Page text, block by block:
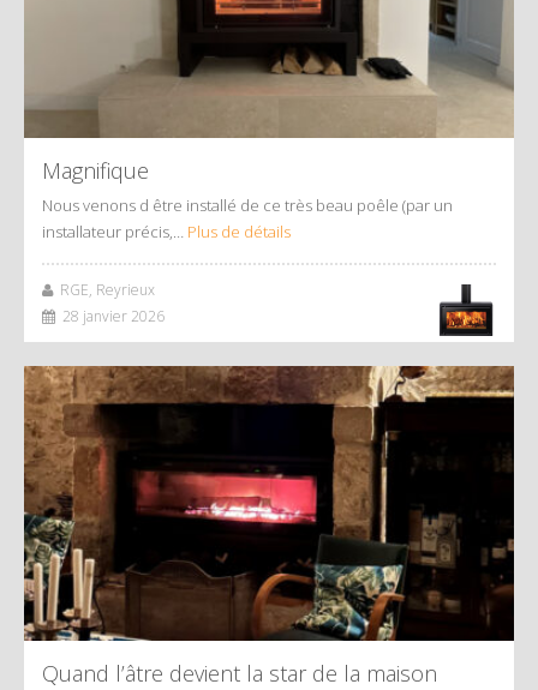
Magnifique
Nous venons d être installé de ce très beau poêle (par un
installateur précis,… Plus de détails
RGE, Reyrieux
28 janvier 2026
Quand l’âtre devient la star de la maison